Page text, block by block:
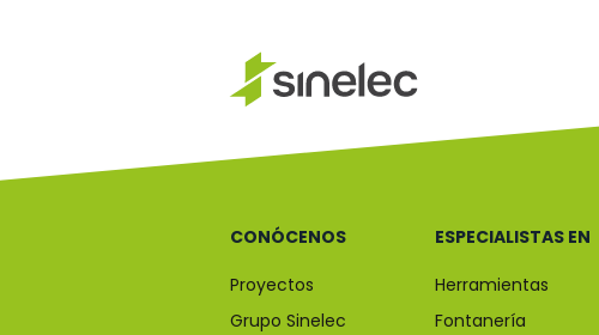
CONÓCENOS
Proyectos
Grupo Sinelec
ESPECIALISTAS EN
Herramientas
Fontanería